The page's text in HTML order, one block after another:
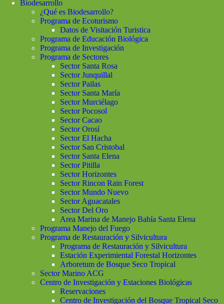
Biodesarrollo
¿Qué es Biodesarrollo?
Programa de Ecoturismo
Datos de Visitación Turistica
Programa de Educación Biológica
Programa de Investigación
Programa de Sectores
Sector Santa Rosa
Sector Junquillal
Sector Pailas
Sector Santa María
Sector Murciélago
Sector Pocosol
Sector Cacao
Sector Orosí
Sector El Hacha
Sector San Cristobal
Sector Santa Elena
Sector Pitilla
Sector Horizontes
Sector Rincon Rain Forest
Sector Mundo Nuevo
Sector Aguacatales
Sector Del Oro
Area Marina de Manejo Bahía Santa Elena
Programa Manejo del Fuego
Programa de Restauración y Silvicultura
Programa de Restauración y Silvicultura
Estación Experimiental Forestal Horizontes
Arboretum de Bosque Seco Tropical
Sector Marino ACG
Centro de Investigación y Estaciones Biológicas
Reservaciones
Centro de Investigación del Bosque Tropical Seco